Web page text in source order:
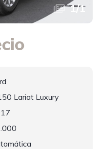
1/1
Lariat Luxury